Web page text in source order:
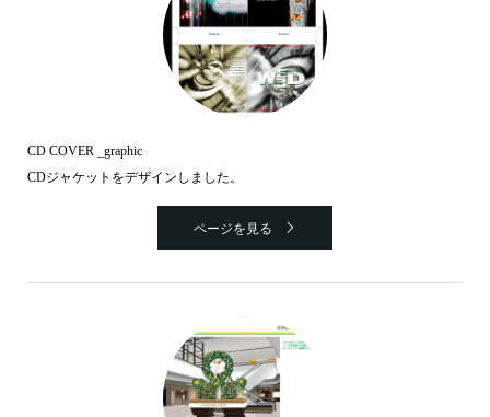
CD COVER _graphic
CDジャケットをデザインしました。
ページを見る